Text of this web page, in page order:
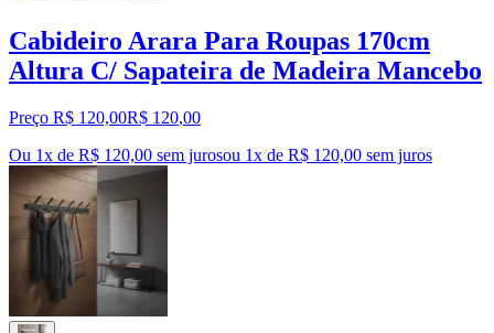
Cabideiro Arara Para Roupas 170cm
Altura C/ Sapateira de Madeira Mancebo
Preço R$ 120,00R$ 120,00
Ou 1x de R$ 120,00 sem jurosou 1x de R$ 120,00 sem juros